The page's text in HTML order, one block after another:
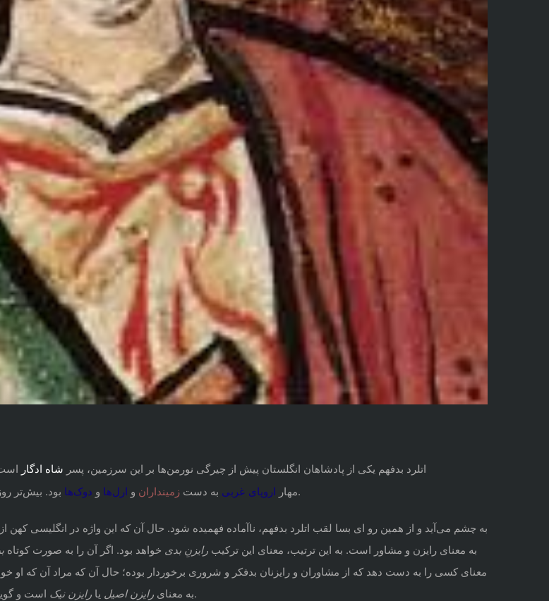
اتلرد بدفهم یکی از پادشاهان انگلستان پیش از چیرگی نورمن‌ها بر این سرزمین، پسر شاه ادگار
مهار اروپای غربی به دست زمینداران و ارل‌ها و دوک‌ها بود. بیش‌تر تازنده به انگلستان گذشت.
بخش «un» به معنای بدی، شر و «ræd» به معنای رایزن و مشاور است. به این ترتیب، معنای این ترکیب رایزنِ بدی خواهد بود. اگر آن را به صورت کوتاه
معنای کسی را به دست دهد که از مشاوران و رایزنان بدفکر و شروری برخوردار بوده؛ حال آن که مراد آن که او
دو بخش «Æþel» و «ræd» به معنای رایزن اصیل یا رایزن نیک است و گویا لقب اش رویارو با نام اش در باره ی او رواج یافته.